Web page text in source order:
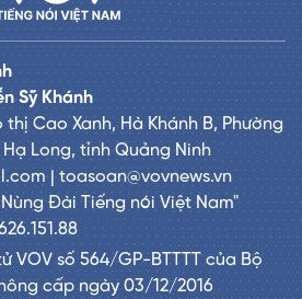
Sỹ Khánh
Cao Xanh, Hà Khánh B, Phường
Long, tỉnh Quảng Ninh
| toasoan@vovnews.vn
Đài Tiếng nói Việt Nam"
VOV số 564/GP-BTTTT của Bộ
cấp ngày 03/12/2016